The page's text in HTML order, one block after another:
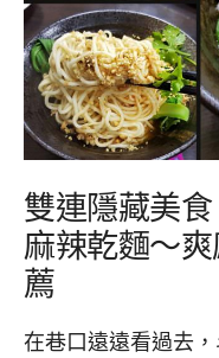
雙連隱藏美
麻辣乾麵～
薦
在巷口遠遠看過去